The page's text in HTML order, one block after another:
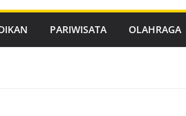
PARIWISATA OLAHRAGA